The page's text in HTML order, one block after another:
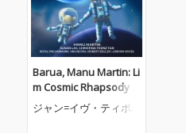
Barua, Manu Martin: Li
m Cosmic Rhapsody f
or Piano and Orchestr
a, Act V: II. Song of a Lo
ジャン=イヴ・ティボ